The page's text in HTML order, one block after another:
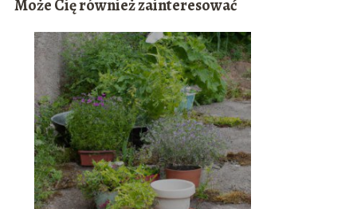
Może Cię również zainteresować